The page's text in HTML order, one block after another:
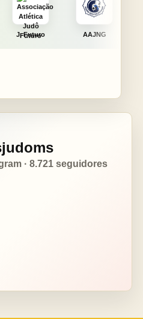
AAJNG TSURU
· 8.721 seguidores